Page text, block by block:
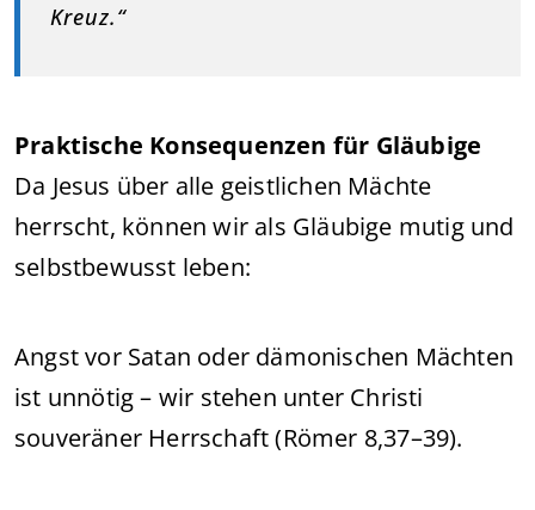
Kreuz.“
Praktische Konsequenzen für Gläubige
Da Jesus über alle geistlichen Mächte
herrscht, können wir als Gläubige mutig und
selbstbewusst leben:
Angst vor Satan oder dämonischen Mächten
ist unnötig – wir stehen unter Christi
souveräner Herrschaft (Römer 8,37–39).